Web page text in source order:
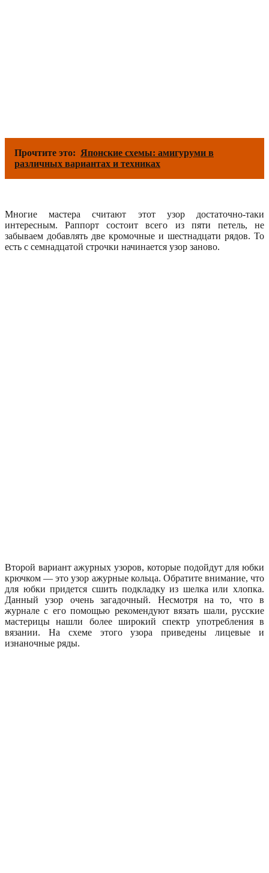
Прочтите это: Японские схемы: амигуруми в
различных вариантах и техниках
Многие мастера считают этот узор достаточно-таки
интересным. Раппорт состоит всего из пяти петель, не
забываем добавлять две кромочные и шестнадцати рядов. То
есть с семнадцатой строчки начинается узор заново.
Второй вариант ажурных узоров, которые подойдут для юбки
крючком — это узор ажурные кольца. Обратите внимание, что
для юбки придется сшить подкладку из шелка или хлопка.
Данный узор очень загадочный. Несмотря на то, что в
журнале с его помощью рекомендуют вязать шали, русские
мастерицы нашли более широкий спектр употребления в
вязании. На схеме этого узора приведены лицевые и
изнаночные ряды.